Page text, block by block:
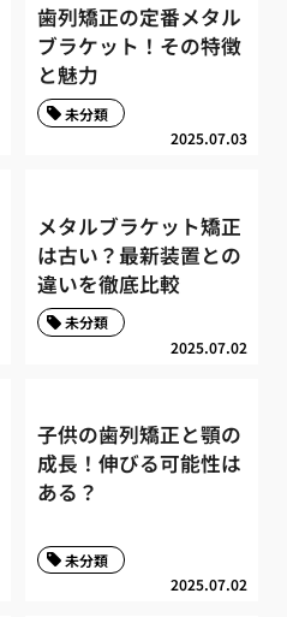
歯列矯正の定番メタル
ブラケット！その特徴
と魅力
2025.07.03
未分類
メタルブラケット矯正
は古い？最新装置との
違いを徹底比較
2025.07.02
未分類
子供の歯列矯正と顎の
成長！伸びる可能性は
ある？
2025.07.02
未分類